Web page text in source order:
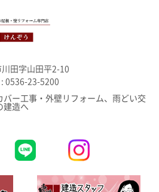
田字山田平2-10
0536-23-5200
ー工事・外壁リフォーム、雨どい交
建造へ